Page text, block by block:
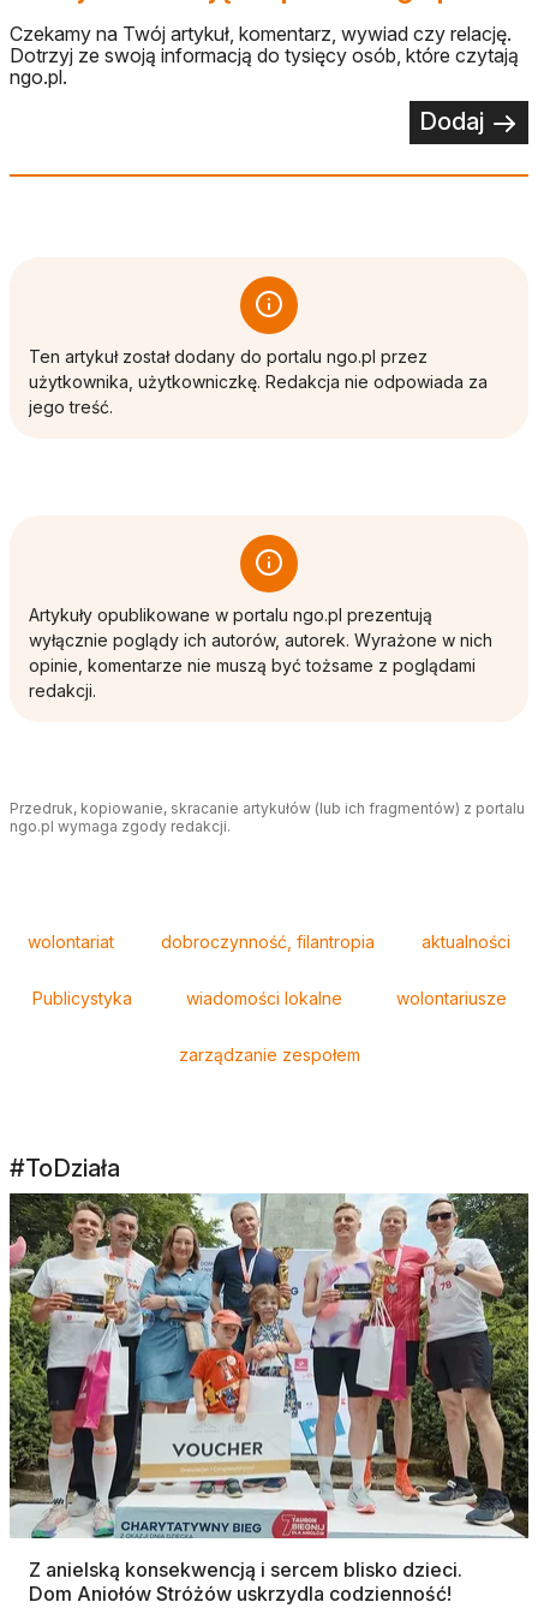
Czekamy na Twój artykuł, komentarz, wywiad czy relację.
Dotrzyj ze swoją informacją do tysięcy osób, które czytają
ngo.pl.
Dodaj
Ten artykuł został dodany do portalu ngo.pl przez
użytkownika, użytkowniczkę. Redakcja nie odpowiada za
jego treść.
Artykuły opublikowane w portalu ngo.pl prezentują
wyłącznie poglądy ich autorów, autorek. Wyrażone w nich
opinie, komentarze nie muszą być tożsame z poglądami
redakcji.
Przedruk, kopiowanie, skracanie artykułów (lub ich fragmentów) z portalu
ngo.pl wymaga zgody redakcji.
wolontariat dobroczynność, filantropia aktualności
Publicystyka wiadomości lokalne wolontariusze
zarządzanie zespołem
#ToDziała
Z anielską konsekwencją i sercem blisko dzieci.
Dom Aniołów Stróżów uskrzydla codzienność!